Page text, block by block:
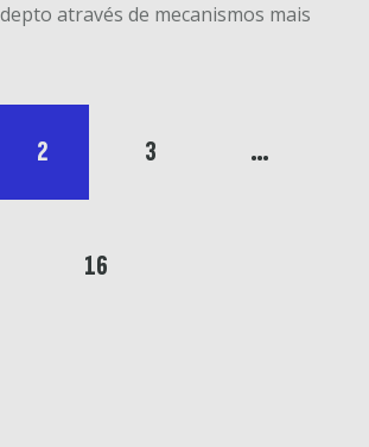
através de mecanismos mais
2 3 …
16